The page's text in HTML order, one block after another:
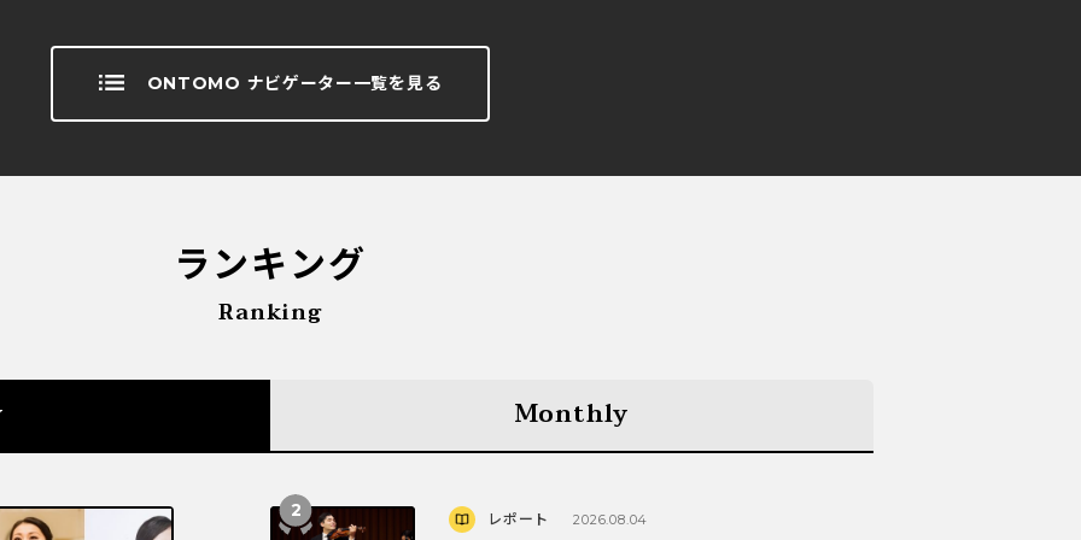
ONTOMO ナビゲーター一覧を見る
ランキング
Ranking
Monthly
レポート 2026.08.04